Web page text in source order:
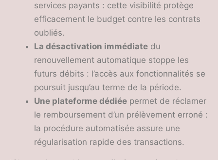
services payants : cette visibilité protège
efficacement le budget contre les contrats
oubliés.
La désactivation immédiate du
renouvellement automatique stoppe les
futurs débits : l’accès aux fonctionnalités se
poursuit jusqu’au terme de la période.
Une plateforme dédiée permet de réclamer
le remboursement d’un prélèvement erroné :
la procédure automatisée assure une
régularisation rapide des transactions.